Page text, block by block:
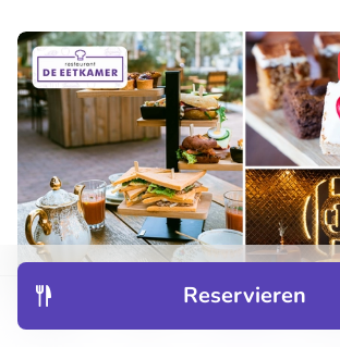
Entdecken
Reservieren
High tea naar keuze (2 uur) bij